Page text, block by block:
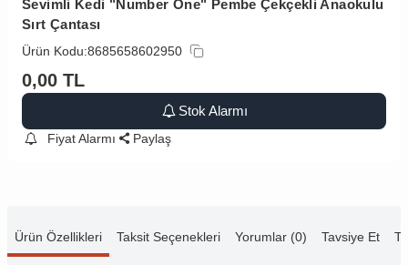
Sevimli Kedi "Number One" Pembe Çekçekli Anaokulu
Sırt Çantası
Ürün Kodu:8685658602950
0,00 TL
Stok Alarmı
Fiyat Alarmı Paylaş
Ürün Özellikleri Taksit Seçenekleri Yorumlar (0) Tavsiye Et